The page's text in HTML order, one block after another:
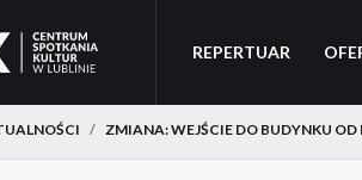
REPERTUAR
ZMIANA: WEJŚCIE DO BUDYNKU